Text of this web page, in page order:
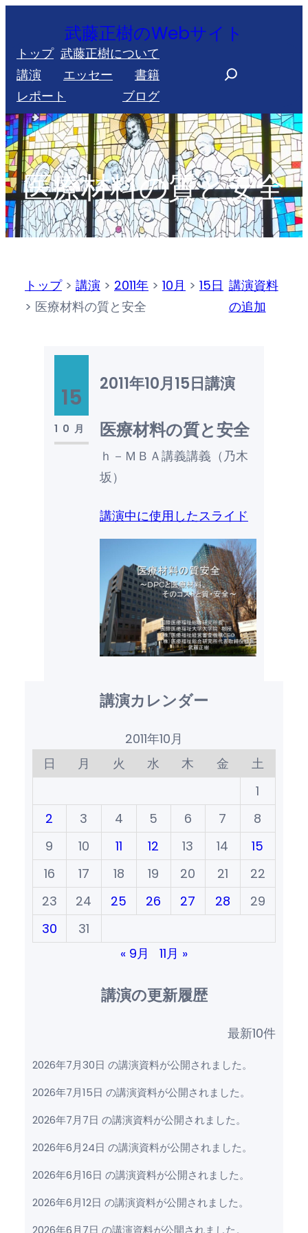
を
ス
キ
ッ
プ
武藤正樹のWebサイト
トップ 武藤正樹について
講演
エッセー
書籍
レポート
ブログ
r
c
h
医療材料の質と安全
トップ> 講演 > 2011年 > 10月 > 15日
> 医療材料の質と安全
講演資料
の追加
15
10月
2011年10月15日講演
医療材料の質と安全
ｈ－ＭＢＡ講義講義（乃木
坂）
講演中に使用したスライド
講演カレンダー
2011年10月
日
月 火 水 木 金
土
1
2
3 4 5 6 7
8
9
10 11 12 13 14
15
16
17 18 19 20 21
22
23
24 25 26 27 28
29
30
31
« 9月
11月 »
講演の更新履歴
最新10件
2026年7月30日 の講演資料が公開されました。
2026年7月15日 の講演資料が公開されました。
2026年7月7日 の講演資料が公開されました。
2026年6月24日 の講演資料が公開されました。
2026年6月16日 の講演資料が公開されました。
2026年6月12日 の講演資料が公開されました。
2026年6月7日 の講演資料が公開されました。